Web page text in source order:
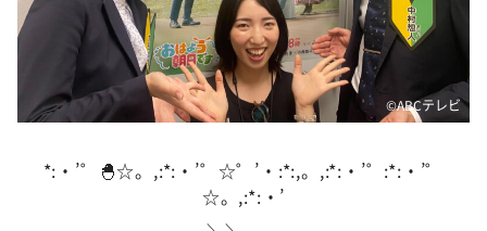
本日はダイアンなり！シーズン２
朝だ！生です旅サラダ
教えて！ニュースライブ 正義のミカタ
ＬＩＦＥ～夢のカタチ～
新婚さんいらっしゃい！
©️ABCテレビ
*:・’゜🐣☆。,:*:・’゜☆゜’・:*:,。,:*:・’゜:*:・’゜
☆。,:*:・’